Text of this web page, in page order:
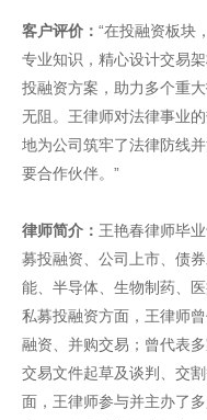
客户评价： “在投融资板块
专业知识，精心设计交易
投融资方案，助力多个重
无阻。王律师对法律事业
地为公司筑牢了法律防线
要合作伙伴。”
律师简介： 王艳春律师毕
募投融资、公司上市、债
能、半导体、生物制药、
私募投融资方面，王律师
融资、并购交易；曾代表
交易文件起草及谈判、交
面，王律师参与并主办了